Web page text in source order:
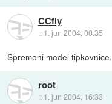
CCfly
:: 1. jun 2004, 00:35
Spremeni model tipkovnice.
root
:: 1. jun 2004, 16:33